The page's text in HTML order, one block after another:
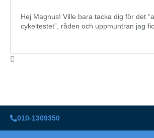
Hej Magnus! Ville bara tacka dig för det
cykeltestet”, råden och uppmuntran jag
010-1309350